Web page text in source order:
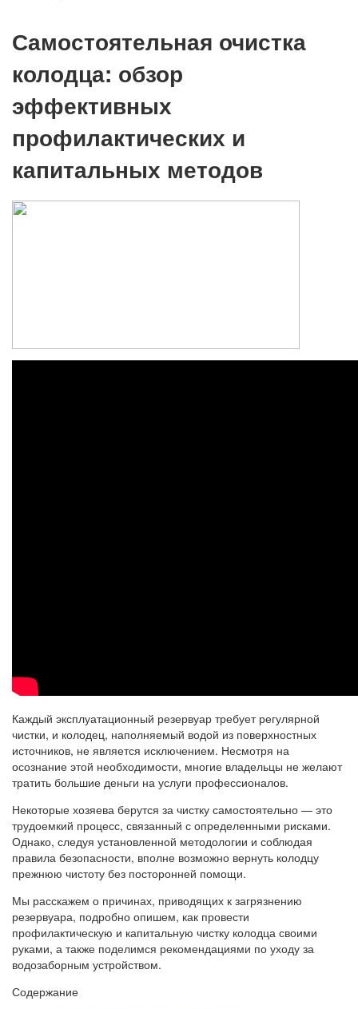
Самостоятельная очистка
колодца: обзор
эффективных
профилактических и
капитальных методов
Каждый эксплуатационный резервуар требует регулярной
чистки, и колодец, наполняемый водой из поверхностных
источников, не является исключением. Несмотря на
осознание этой необходимости, многие владельцы не желают
тратить большие деньги на услуги профессионалов.
Некоторые хозяева берутся за чистку самостоятельно — это
трудоемкий процесс, связанный с определенными рисками.
Однако, следуя установленной методологии и соблюдая
правила безопасности, вполне возможно вернуть колодцу
прежнюю чистоту без посторонней помощи.
Мы расскажем о причинах, приводящих к загрязнению
резервуара, подробно опишем, как провести
профилактическую и капитальную чистку колодца своими
руками, а также поделимся рекомендациями по уходу за
водозаборным устройством.
Содержание